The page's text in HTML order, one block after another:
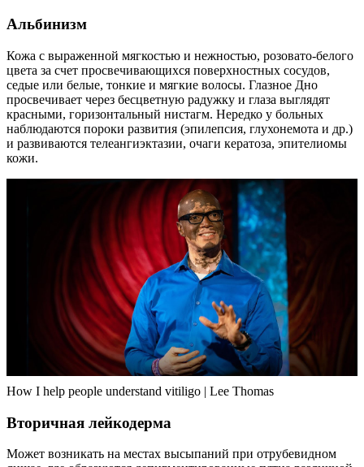
Альбинизм
Кожа с выраженной мягкостью и нежностью, розовато-белого
цвета за счет просвечивающихся поверхностных сосудов,
седые или белые, тонкие и мягкие волосы. Глазное Дно
просвечивает через бесцветную радужку и глаза выглядят
красными, горизонтальный нистагм. Нередко у больных
наблюдаются пороки развития (эпилепсия, глухонемота и др.)
и развиваются телеангиэктазии, очаги кератоза, эпителиомы
кожи.
How I help people understand vitiligo | Lee Thomas
Вторичная лейкодерма
Может возникать на местах высыпаний при отрубевидном